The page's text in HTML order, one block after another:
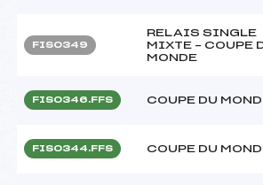
FIS0349
RELAIS SINGLE
MIXTE – COUPE
MONDE
FIS0346.FFS COUPE DU
FIS0344.FFS COUPE DU